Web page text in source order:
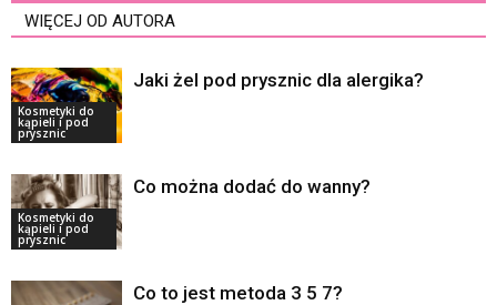
WIĘCEJ OD AUTORA
Kosmetyki do
kąpieli i pod
prysznic
Jaki żel pod prysznic dla alergika?
Kosmetyki do
kąpieli i pod
prysznic
Co można dodać do wanny?
Co to jest metoda 3 5 7?